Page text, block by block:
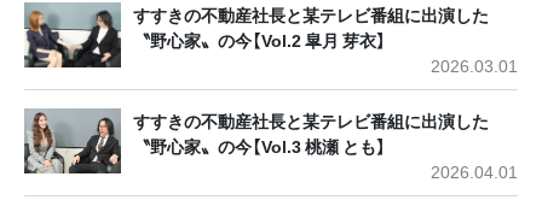
すすきの不動産社長と某テレビ番組に出演した
〝野心家〟の今【Vol.2 皐月 芽衣】
2026.03.01
すすきの不動産社長と某テレビ番組に出演した
〝野心家〟の今【Vol.3 桃瀬 とも】
2026.04.01